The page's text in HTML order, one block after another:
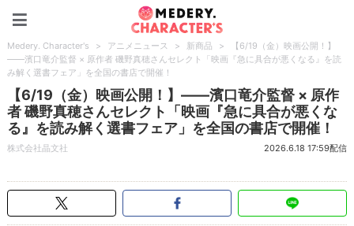
Medery. Character's > アニメニュース > 新商品 >
【6/19（金）映画公開！】
――濱口竜介監督 × 原作者 磯野真穂さんセレクト「映画『急に具合が悪くなる』を読
み解く選書フェア」を全国の書店で開催！
【6/19（金）映画公開！】――濱口竜介監督 × 原作
者 磯野真穂さんセレクト「映画『急に具合が悪くな
る』を読み解く選書フェア」を全国の書店で開催！
株式会社晶文社 2026.6.18 17:59配信